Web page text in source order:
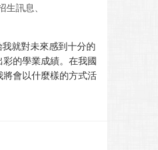
訊息、
就對未來感到十分的
的學業成績。在我國
會以什麼樣的方式活